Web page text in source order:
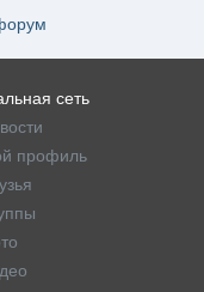
сеть
профиль